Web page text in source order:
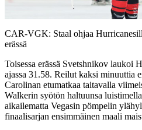
CAR-VGK: Staal ohjaa
erässä
Toisessa erässä Svetshnikov laukoi
ajassa 31.58. Reilut kaksi minuuttia
Carolinan etumatkaa taitavalla
Walkerin syötön haltuunsa
aikailematta Vegasin pömpelin
finaalisarjan ensimmäinen maali